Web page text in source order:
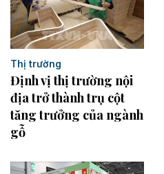
Thị trường
Định vị thị trường nội
địa trở thành trụ cột
tăng trưởng của ngành
gỗ